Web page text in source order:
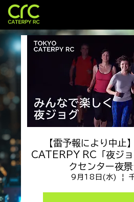
【雷予報により中
CATERPY RC「夜ジョ
クセンター夜景
9月18日(水)
  |